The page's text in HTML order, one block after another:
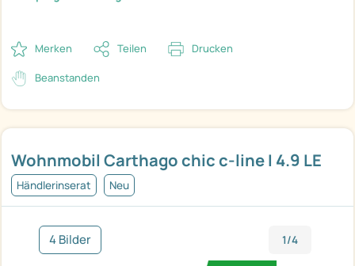
Wohnmobil Carthago chic c-line I 4.9 LE
Händlerinserat Neu
4 Bilder 1/4
Merken Teilen Drucken
Beanstanden